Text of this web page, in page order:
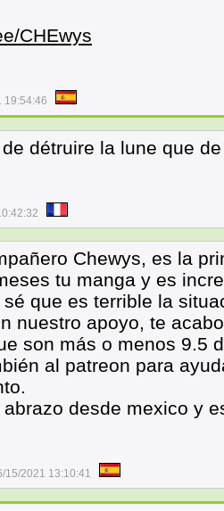
CHEwys
19:54:46
détruire la lune que
Chewys, es la
tu manga y es
que es terrible la
nuestro apoyo, te
son más o menos 9.5
al patreon para
abrazo desde mexico y
15/2021 13:10:41